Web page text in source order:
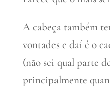
A cabeça também
vontades e daí é o
(não sei qual parte
principalmente